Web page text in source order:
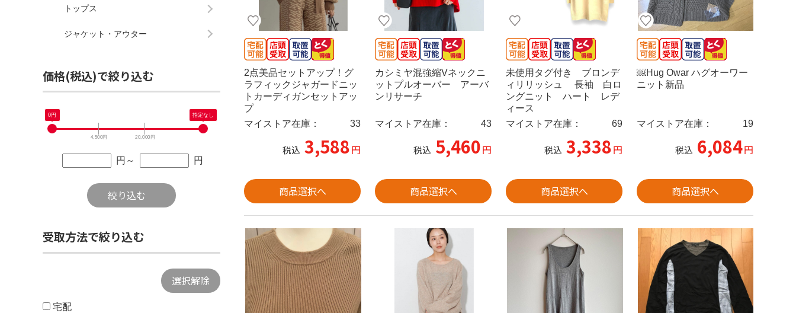
2点美品セットアップ！グ
ラフィックジャガードニッ
トカーディガンセットアッ
プ
マイストア在庫：
33
税込 3,588円
商品選択へ
カシミヤ混強縮Vネックニ
ットプルオーバー アーバ
ンリサーチ
マイストア在庫： 43
税込 5,460円
商品選択へ
未使用タグ付き ブロンデ
ィリリッシュ 長袖 白ロ
ングニット ハート レデ
ィース
マイストア在庫：
69
税込 3,338円
商品選択へ
￼Hug Owar ハグオーワー
ニット新品
マイストア在庫： 19
税込 6,084円
商品選択へ
トップス
ジャケット・アウター
価格(税込)で絞り込む
4,500円 20,000円
0円 指定なし
円 ～ 円
絞り込む
受取方法で絞り込む
選択解除
宅配